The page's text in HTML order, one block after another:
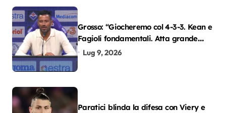
Grosso: “Giocheremo col 4-3-3. Kean e
Fagioli fondamentali. Atta grande
colpo”
Lug 9, 2026
Paratici blinda la difesa con Viery e